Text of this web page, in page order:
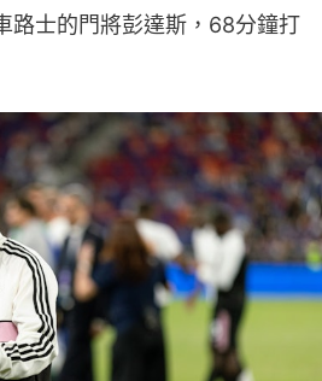
路士的門將彭達斯，68分鐘打